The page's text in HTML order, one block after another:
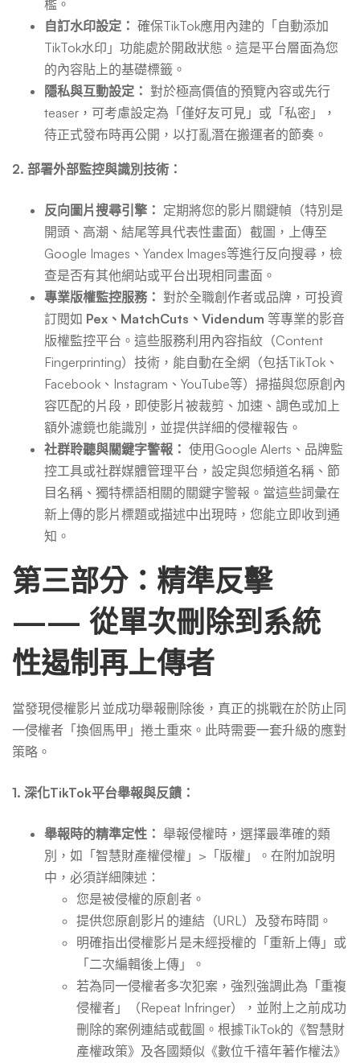
檻。
自訂水印設定： 確保TikTok應用內建的「自動添加
TikTok水印」功能處於開啟狀態。這是平台層面為您
的內容貼上的基礎標籤。
隱私與互動設定： 對於極高價值的預覽內容或先行
teaser，可考慮設定為「僅好友可見」或「私密」，
待正式發布時再公開，以打亂潛在搬運者的節奏。
2. 部署外部監控與識別技術：
反向圖片搜尋引擎： 定期將您的影片關鍵幀（特別是
開頭、高潮、結尾等具代表性畫面）截圖，上傳至
Google Images、Yandex Images等進行反向搜尋，檢
查是否有其他網站或平台出現相同畫面。
專業版權監控服務： 對於全職創作者或品牌，可投資
訂閱如 Pex、MatchCuts、Videndum 等專業的影音
版權監控平台。這些服務利用內容指紋（Content
Fingerprinting）技術，能自動在全網（包括TikTok、
Facebook、Instagram、YouTube等）掃描與您原創內
容匹配的片段，即使影片被裁剪、加速、調色或加上
額外濾鏡也能識別，並提供詳細的侵權報告。
社群聆聽與關鍵字警報： 使用Google Alerts、品牌監
控工具或社群媒體管理平台，設定與您頻道名稱、節
目名稱、獨特標語相關的關鍵字警報。當這些詞彙在
新上傳的影片標題或描述中出現時，您能立即收到通
知。
第三部分：精準反擊
—— 從單次刪除到系統
性遏制再上傳者
當發現侵權影片並成功舉報刪除後，真正的挑戰在於防止同
一侵權者「換個馬甲」捲土重來。此時需要一套升級的應對
策略。
1. 深化TikTok平台舉報與反饋：
舉報時的精準定性： 舉報侵權時，選擇最準確的類
別，如「智慧財產權侵權」>「版權」。在附加說明
中，必須詳細陳述：
您是被侵權的原創者。
提供您原創影片的連結（URL）及發布時間。
明確指出侵權影片是未經授權的「重新上傳」或
「二次編輯後上傳」。
若為同一侵權者多次犯案，強烈強調此為「重複
侵權者」（Repeat Infringer），並附上之前成功
刪除的案例連結或截圖。根據TikTok的《智慧財
產權政策》及各國類似《數位千禧年著作權法》